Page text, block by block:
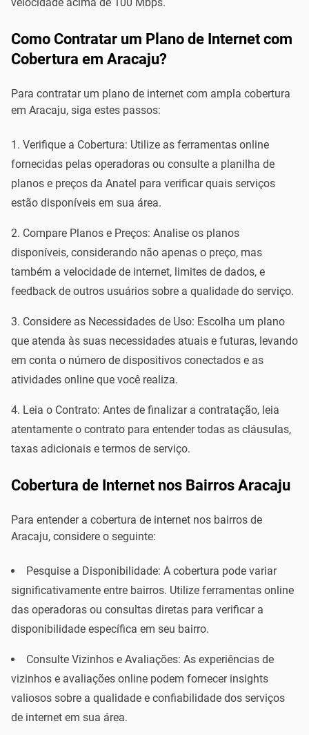
Como Contratar um Plano de Internet com
Cobertura em Aracaju?
Para contratar um plano de internet com ampla cobertura
em Aracaju, siga estes passos:
Verifique a Cobertura: Utilize as ferramentas online
fornecidas pelas operadoras ou consulte a planilha de
planos e preços da Anatel para verificar quais serviços
estão disponíveis em sua área.
Compare Planos e Preços: Analise os planos
disponíveis, considerando não apenas o preço, mas
também a velocidade de internet, limites de dados, e
feedback de outros usuários sobre a qualidade do serviço.
Considere as Necessidades de Uso: Escolha um plano
que atenda às suas necessidades atuais e futuras, levando
em conta o número de dispositivos conectados e as
atividades online que você realiza.
Leia o Contrato: Antes de finalizar a contratação, leia
atentamente o contrato para entender todas as cláusulas,
taxas adicionais e termos de serviço.
Cobertura de Internet nos Bairros Aracaju
Para entender a cobertura de internet nos bairros de
Aracaju, considere o seguinte:
Pesquise a Disponibilidade: A cobertura pode variar
significativamente entre bairros. Utilize ferramentas online
das operadoras ou consultas diretas para verificar a
disponibilidade específica em seu bairro.
Consulte Vizinhos e Avaliações: As experiências de
vizinhos e avaliações online podem fornecer insights
valiosos sobre a qualidade e confiabilidade dos serviços
de internet em sua área.